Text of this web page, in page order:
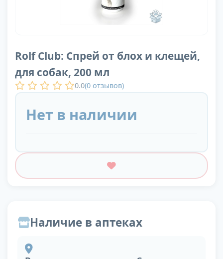
Rolf Club: Спрей от блох и клещей,
для собак, 200 мл
0.0(0 отзывов)
Нет в наличии
Наличие в аптеках